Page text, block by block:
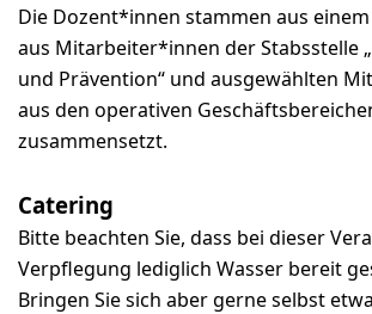
Die Dozent*innen stammen aus
aus Mitarbeiter*innen der Stabsstelle
und Prävention“ und ausgewählten
aus den operativen
zusammensetzt.
Catering
Bitte beachten Sie, dass bei dieser
Verpflegung lediglich Wasser bereit
Bringen Sie sich aber gerne selbst